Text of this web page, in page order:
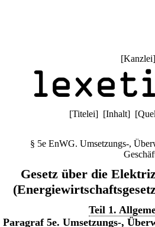
[Kanzlei
[Titelei] [Inhalt] [
§ 5e EnWG. Umsetzungs-,
Gesetz über die
Teil 1.
Paragraf 5e. Umsetzungs-,